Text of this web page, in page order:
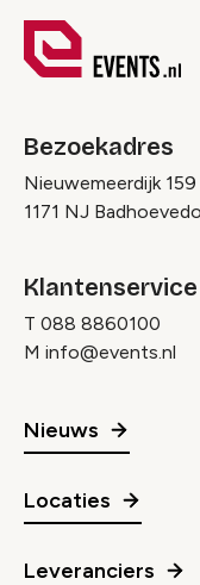
Bezoekadres
Nieuwemeerdijk 159
1171 NJ
Klantenservice
T 088 8860100
M info@events.nl
Nieuws
Locaties
Leveranciers